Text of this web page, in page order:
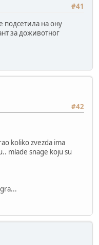
#41
подсетила на ону
за доживотног
#42
koliko zvezda ima
mlade snage koju su